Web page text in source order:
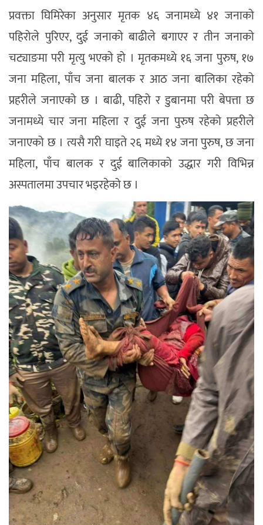
प्रवक्ता घिमिरेका अनुसार मृतक ४६ जनामध्ये ४१ जनाको
पहिरोले पुरिएर, दुई जनाको बाढीले बगाएर र तीन जनाको
चट्याङमा परी मृत्यु भएको हो । मृतकमध्ये १६ जना पुरुष, १७
जना महिला, पाँच जना बालक र आठ जना बालिका रहेको
प्रहरीले जनाएको छ । बाढी, पहिरो र डुबानमा परी बेपत्ता छ
जनामध्ये चार जना महिला र दुई जना पुरुष रहेको प्रहरीले
जनाएको छ । त्यसै गरी घाइते २६ मध्ये १४ जना पुरुष, छ जना
महिला, पाँच बालक र दुई बालिकाको उद्धार गरी विभिन्न
अस्पतालमा उपचार भइरहेको छ ।